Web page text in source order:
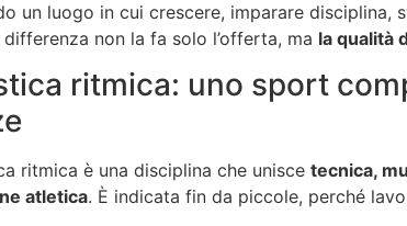
un luogo in cui crescere, imparare
non la fa solo l’offerta, ma la qualità
ritmica: uno sport
ritmica è una disciplina che unisce tecnica,
atletica. È indicata fin da piccole, perché